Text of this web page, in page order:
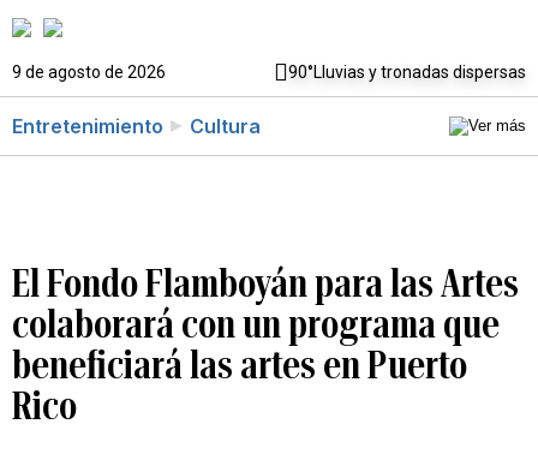
9 de agosto de 2026 90°Lluvias y tronadas dispersas
Entretenimiento Cultura
El Fondo Flamboyán para las Artes
colaborará con un programa que
beneficiará las artes en Puerto
Rico